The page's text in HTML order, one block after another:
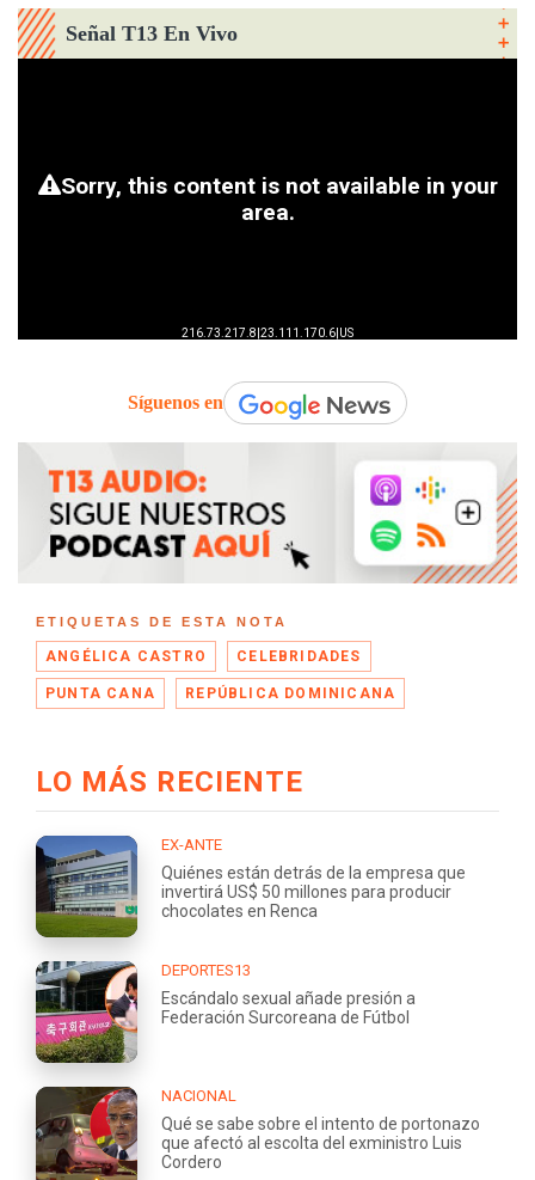
Señal T13 En Vivo
Síguenos en
ETIQUETAS DE ESTA NOTA
ANGÉLICA CASTRO CELEBRIDADES
PUNTA CANA REPÚBLICA DOMINICANA
LO MÁS RECIENTE
EX-ANTE
Quiénes están detrás de la empresa que
invertirá US$ 50 millones para producir
chocolates en Renca
DEPORTES13
Escándalo sexual añade presión a
Federación Surcoreana de Fútbol
NACIONAL
Qué se sabe sobre el intento de portonazo
que afectó al escolta del exministro Luis
Cordero